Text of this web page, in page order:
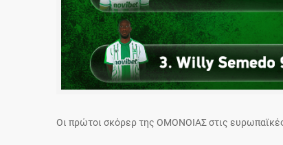
Οι πρώτοι σκόρερ της ΟΜΟΝΟΙΑΣ στις